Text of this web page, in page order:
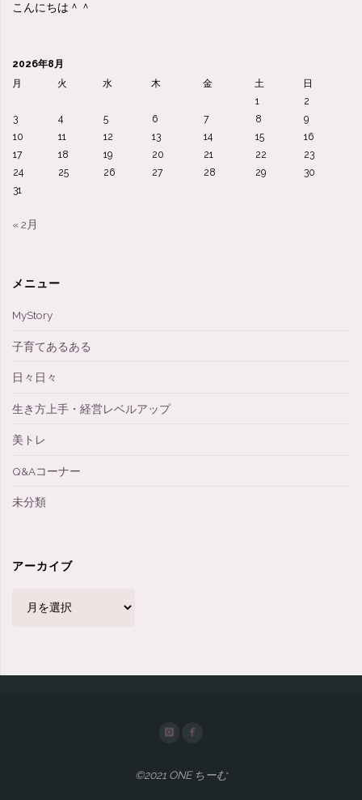
こんにちは＾＾
2026年8月
月
火 水 木 金 土
日
1
2
3
4 5 6 7 8
9
10
11 12 13 14 15
16
17
18 19 20 21 22
23
24
25 26 27 28 29
30
31
« 2月
メニュー
MyStory
子育てあるある
日々日々
生き方上手・経営レベルアップ
美トレ
Q&Aコーナー
未分類
アーカイブ
ブ
©2021 ONE ちーむ